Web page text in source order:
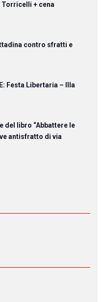
Torricelli + cena
contro sfratti e
Festa Libertaria – IIIa
del libro “Abbattere le
antisfratto di via